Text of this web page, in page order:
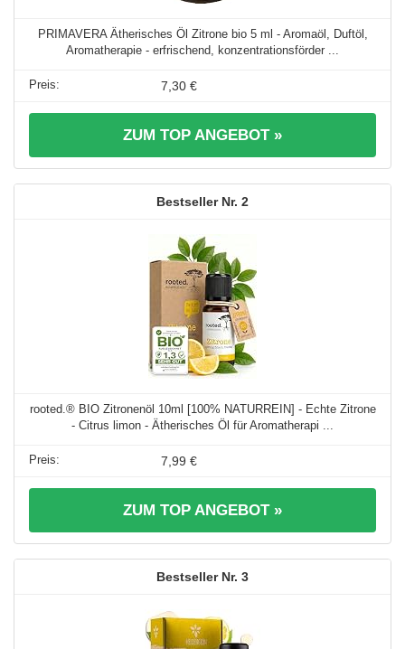
PRIMAVERA Ätherisches Öl Zitrone bio 5 ml - Aromaöl, Duftöl,
Aromatherapie - erfrischend, konzentrationsförder ...
7,30 €
ZUM TOP ANGEBOT »
2
rooted.® BIO Zitronenöl 10ml [100% NATURREIN] - Echte Zitrone
- Citrus limon - Ätherisches Öl für Aromatherapi ...
7,99 €
ZUM TOP ANGEBOT »
3